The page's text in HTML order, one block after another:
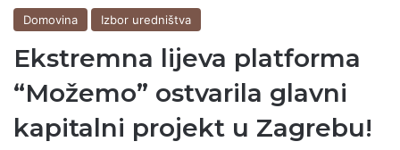
Domovina Izbor uredništva
Ekstremna lijeva platforma
“Možemo” ostvarila glavni
kapitalni projekt u Zagrebu!